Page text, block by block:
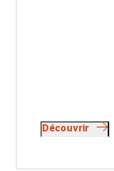
Découvrir